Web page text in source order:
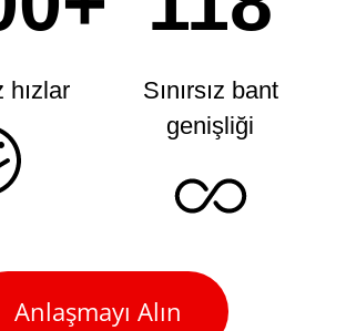
hızlar
Sınırsız bant
genişliği
Anlaşmayı Alın